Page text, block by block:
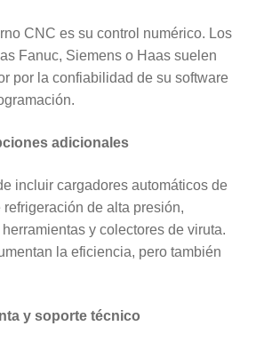
CNC es su control numérico. Los
Fanuc, Siemens o Haas suelen
por la confiabilidad de su software
adicionales
incluir cargadores automáticos de
refrigeración de alta presión,
y colectores de viruta.
la eficiencia, pero también
y soporte técnico